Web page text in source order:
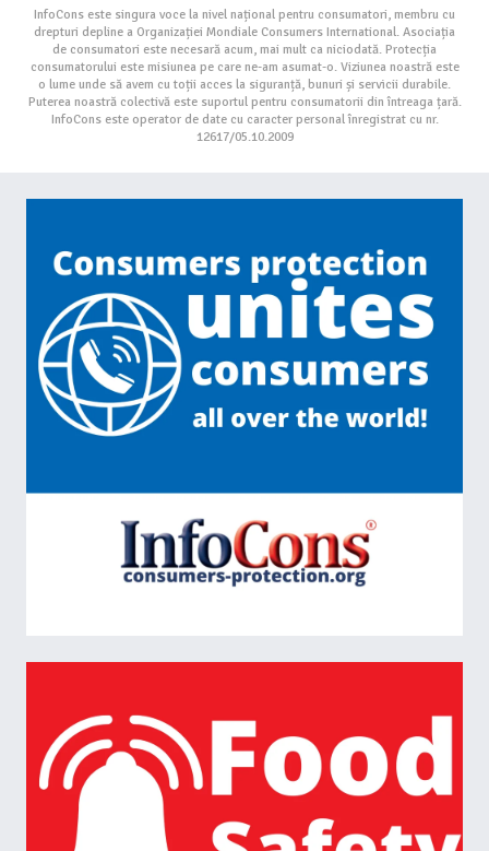
InfoCons este singura voce la nivel național pentru consumatori, membru cu
drepturi depline a Organizației Mondiale Consumers International. Asociația
de consumatori este necesară acum, mai mult ca niciodată. Protecția
consumatorului este misiunea pe care ne-am asumat-o. Viziunea noastră este
o lume unde să avem cu toții acces la siguranță, bunuri și servicii durabile.
Puterea noastră colectivă este suportul pentru consumatorii din întreaga țară.
InfoCons este operator de date cu caracter personal înregistrat cu nr.
12617/05.10.2009